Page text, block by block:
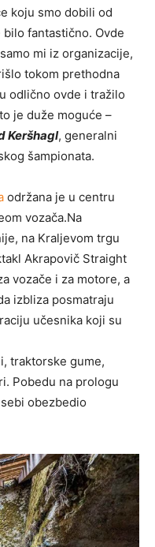
koju smo dobili od
fantastično. Ovde
mi iz organizacije,
tokom prethodna
odlično ovde i tražilo
je duže moguće –
Keršhagl, generalni
šampionata.
održana je u centru
vozača.Na
na Kraljevom trgu
Akrapovič Straight
vozače i za motore, a
izbliza posmatraju
učesnika koji su
traktorske gume,
Pobedu na prologu
obezbedio